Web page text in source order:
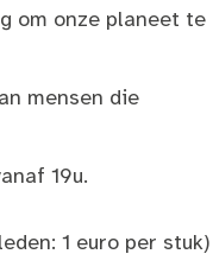
om onze planeet te
mensen die
19u.
1 euro per stuk)